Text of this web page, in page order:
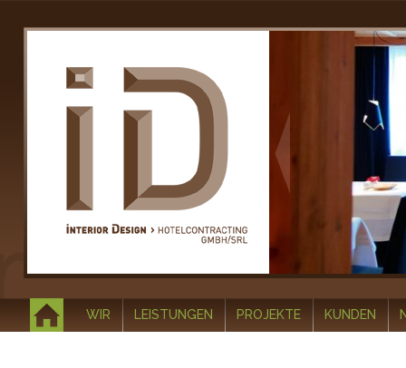
WIR LEISTUNGEN PROJEKTE KUNDEN